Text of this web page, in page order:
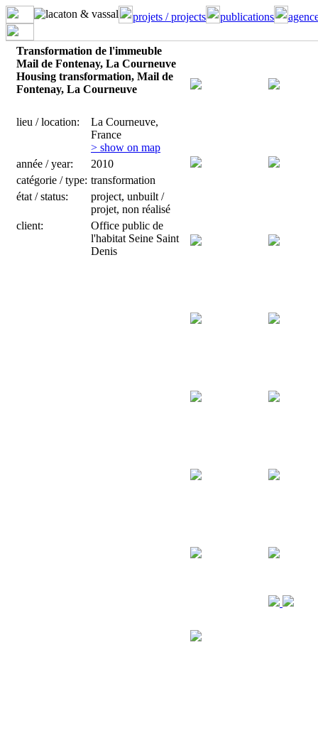
projets / projects publications
Transformation de l'immeuble
Mail de Fontenay, La Courneuve
Housing transformation, Mail de
Fontenay, La Courneuve
lieu / location:
La Courneuve,
France
> show on map
année / year:
2010
catégorie / type: transformation
état / status:
project, unbuilt /
projet, non réalisé
client:
Office public de
l'habitat Seine Saint
Denis